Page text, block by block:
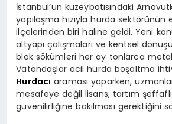
İstanbul’un kuzeybatısındaki
yapılaşma hızıyla hurda
ilçelerinden biri haline geldi. Yeni
altyapı çalışmaları ve kentsel
blok sökümleri her ay tonlarca metal
Vatandaşlar acil hurda boşaltma
Hurdacı araması yaparken,
mesafeye değil lisans, tartım
güvenilirliğine bakılması gerektiğini